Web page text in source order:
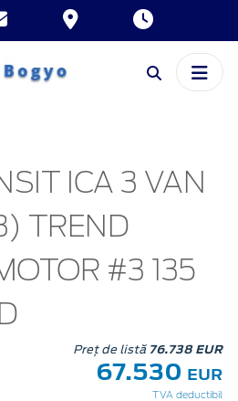
ICA 3 VAN
TREND
#3 135
Preț de listă 76.738 EUR
67.530 EUR
TVA deductibil